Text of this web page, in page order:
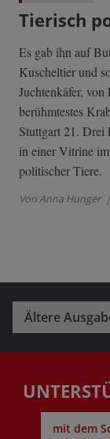
Tierisch
Es gab ihn auf
Kuscheltier und
Juchtenkäfer,
berühmtestes
Stuttgart 21. Drei
in einer Vitrine
politischer Tiere.
Von Anna Hunger
Ältere
mit dem